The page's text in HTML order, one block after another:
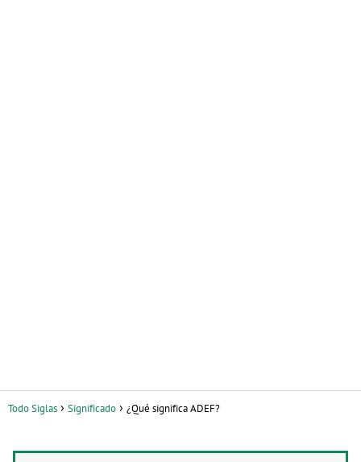
Todo Siglas Significado ¿Qué significa ADEF?